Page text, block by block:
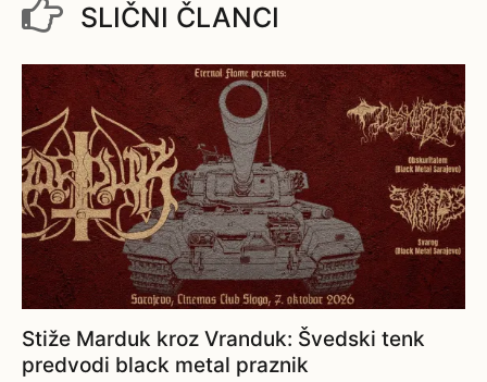
SLIČNI ČLANCI
Stiže Marduk kroz Vranduk: Švedski tenk
predvodi black metal praznik